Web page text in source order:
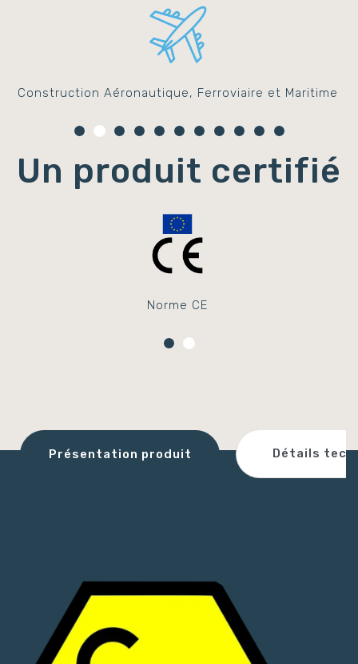
Construction Aéronautique, Ferroviaire et Maritime
Un produit certifié
Norme CE
Présentation produit Détails